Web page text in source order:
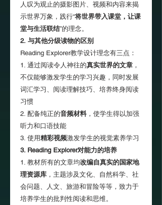
人叹为观止的摄影图片、视频和内容来揭
示世界万象，践行“将世界带入课堂，让课
堂与生活联结”的理念。
2. 与其他分级读物的区别
Reading Explorer教学设计理念有三点：
1. 通过阅读令人神往的真实世界的文章 ，
不仅能够激发学生的学习兴趣，同时发展
词汇学习、阅读理解技巧、培养终身阅读
习惯
2. 配备纯正的音频材料，使学生得以加强
听力和口语技能
3. 使用精彩视频激发学生的视觉素养学习
3. Reading Explorer对能力的培养
1. 教材所有的文章均改编自真实的国家地
理资源库 ，主题涉及文化、自然科学、社
会问题、人文、旅游和冒险等等，致力于
培养学生的批判性阅读和思维。